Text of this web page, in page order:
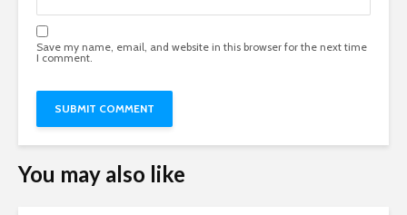
Save my name, email, and website in this browser for the next time
I comment.
You may also like